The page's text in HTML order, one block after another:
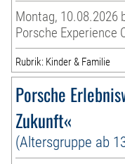
Montag, 10.08.2026
Porsche Experience
Rubrik: Kinder & Familie
Porsche
Zukunft«
(Altersgruppe ab